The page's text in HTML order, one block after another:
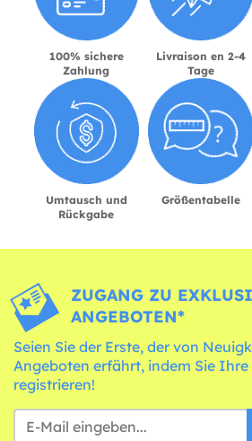
100% sichere
Zahlung
Livraison en 2-4
Tage
Umtausch und
Rückgabe
Größentabelle
ZUGANG ZU
ANGEBOTEN*
Seien Sie der Erste, der von
Angeboten erfährt, indem Sie Ihre
registrieren!